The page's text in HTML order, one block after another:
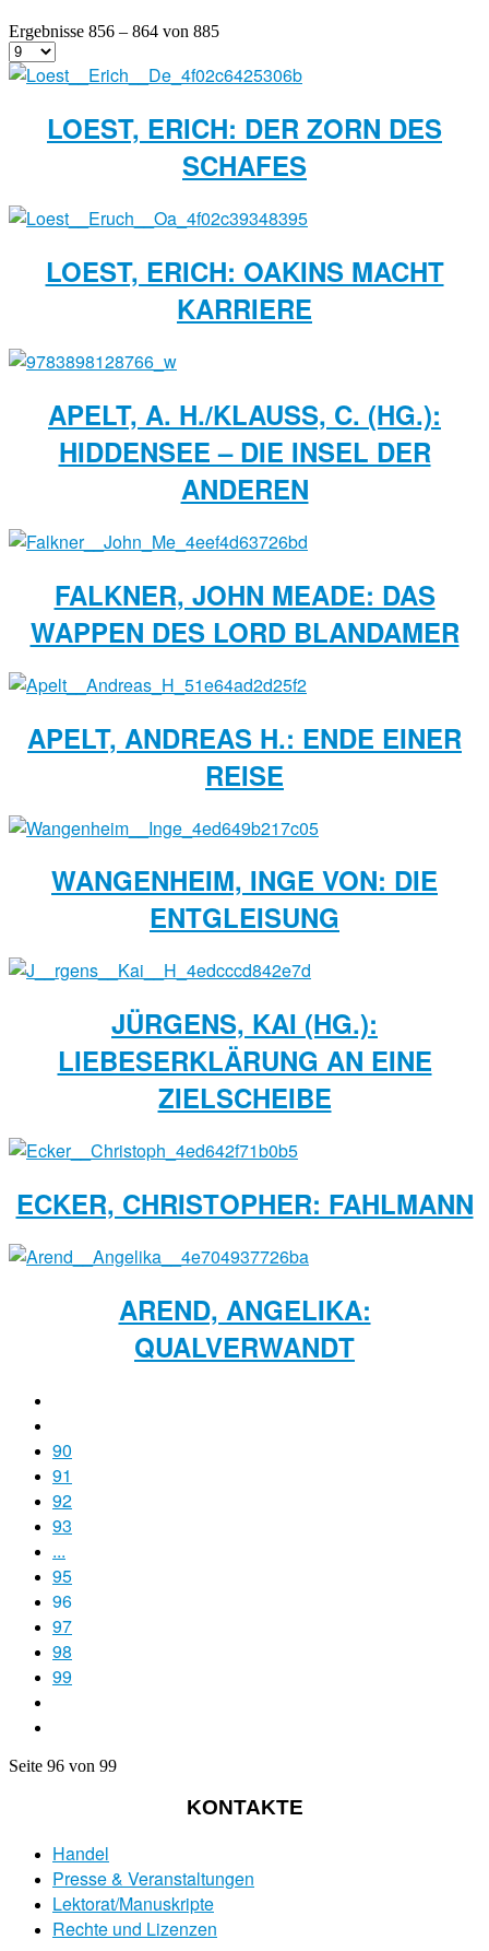
Ergebnisse 856 – 864 von 885
LOEST, ERICH: DER ZORN DES
SCHAFES
LOEST, ERICH: OAKINS MACHT
KARRIERE
APELT, A. H./KLAUSS, C. (HG.): H
IDDENSEE – DIE INSEL DER A
NDEREN
FALKNER, JOHN MEADE: DAS
WAPPEN DES LORD BLANDAMER
APELT, ANDREAS H.: ENDE EINER
REISE
WANGENHEIM, INGE VON: DIE
ENTGLEISUNG
JÜRGENS, KAI (HG.):
LIEBESERKLÄRUNG AN EINE
ZIELSCHEIBE
ECKER, CHRISTOPHER: FAHLMANN
AREND, ANGELIKA:
QUALVERWANDT
90
91
92
93
...
95
96
97
98
99
Seite 96 von 99
KONTAKTE
Handel
Presse & Veranstaltungen
Lektorat/Manuskripte
Rechte und Lizenzen